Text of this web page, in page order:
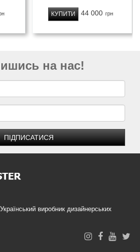
44 000 грн
КУПИТИ
на нас!
ПІДПИСАТИСЯ
виробник дизайнерських